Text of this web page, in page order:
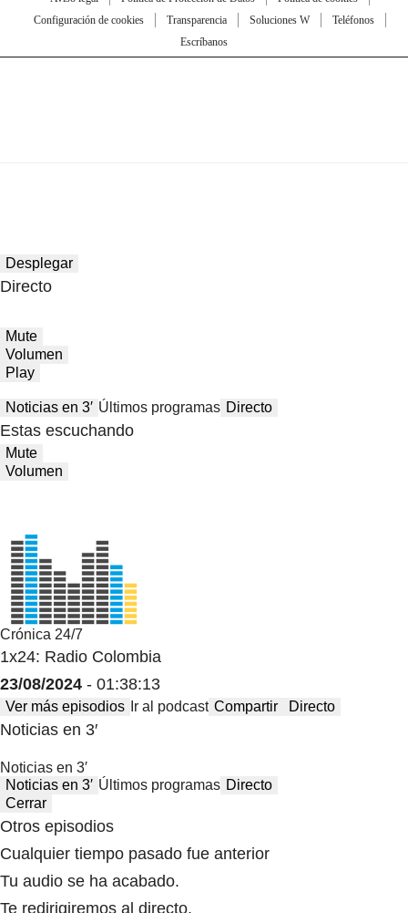
Configuración de cookies
Transparencia Soluciones W
Teléfonos
Escríbanos
Desplegar
Directo
Mute
Volumen
Play
Noticias en 3′ Últimos programas Directo
Estas escuchando
Mute
Volumen
Crónica 24/7
1x24: Radio Colombia
23/08/2024 - 01:38:13
Ver más episodios Ir al podcast Compartir Directo
Noticias en 3′
Noticias en 3′
Noticias en 3′ Últimos programas Directo
Cerrar
Otros episodios
Cualquier tiempo pasado fue anterior
Tu audio se ha acabado.
Te redirigiremos al directo.